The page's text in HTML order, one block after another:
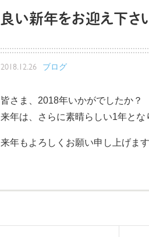
良い新年をお迎え下さ
2018.12.26 ブログ
皆さま、2018年いかがでしたか？
来年は、さらに素晴らしい1年と
来年もよろしくお願い申し上げま